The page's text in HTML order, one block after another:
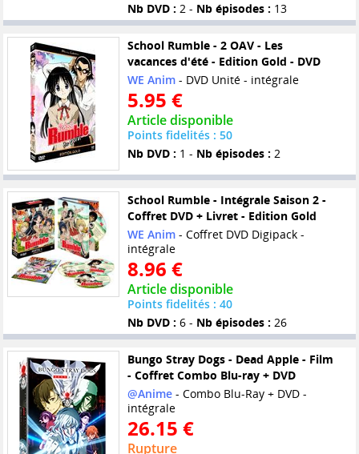
Nb DVD : 2 - Nb épisodes : 13
School Rumble - 2 OAV - Les
vacances d'été - Edition Gold - DVD
WE Anim- DVD Unité - intégrale
5.95 €
Article disponible
Points fidelités : 50
Nb DVD : 1 - Nb épisodes : 2
School Rumble - Intégrale Saison 2 -
Coffret DVD + Livret - Edition Gold
WE Anim- Coffret DVD Digipack -
intégrale
8.96 €
Article disponible
Points fidelités : 40
Nb DVD : 6 - Nb épisodes : 26
Bungo Stray Dogs - Dead Apple - Film
- Coffret Combo Blu-ray + DVD
@Anime- Combo Blu-Ray + DVD -
intégrale
26.15 €
Rupture